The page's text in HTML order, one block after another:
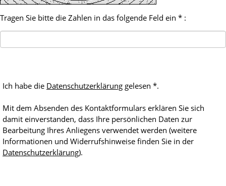
Tragen Sie bitte die Zahlen in das folgende Feld ein * :
Ich habe die Datenschutzerklärung gelesen *.
Mit dem Absenden des Kontaktformulars erklären Sie sich
damit einverstanden, dass Ihre persönlichen Daten zur
Bearbeitung Ihres Anliegens verwendet werden (weitere
Informationen und Widerrufshinweise finden Sie in der
Datenschutzerklärung).